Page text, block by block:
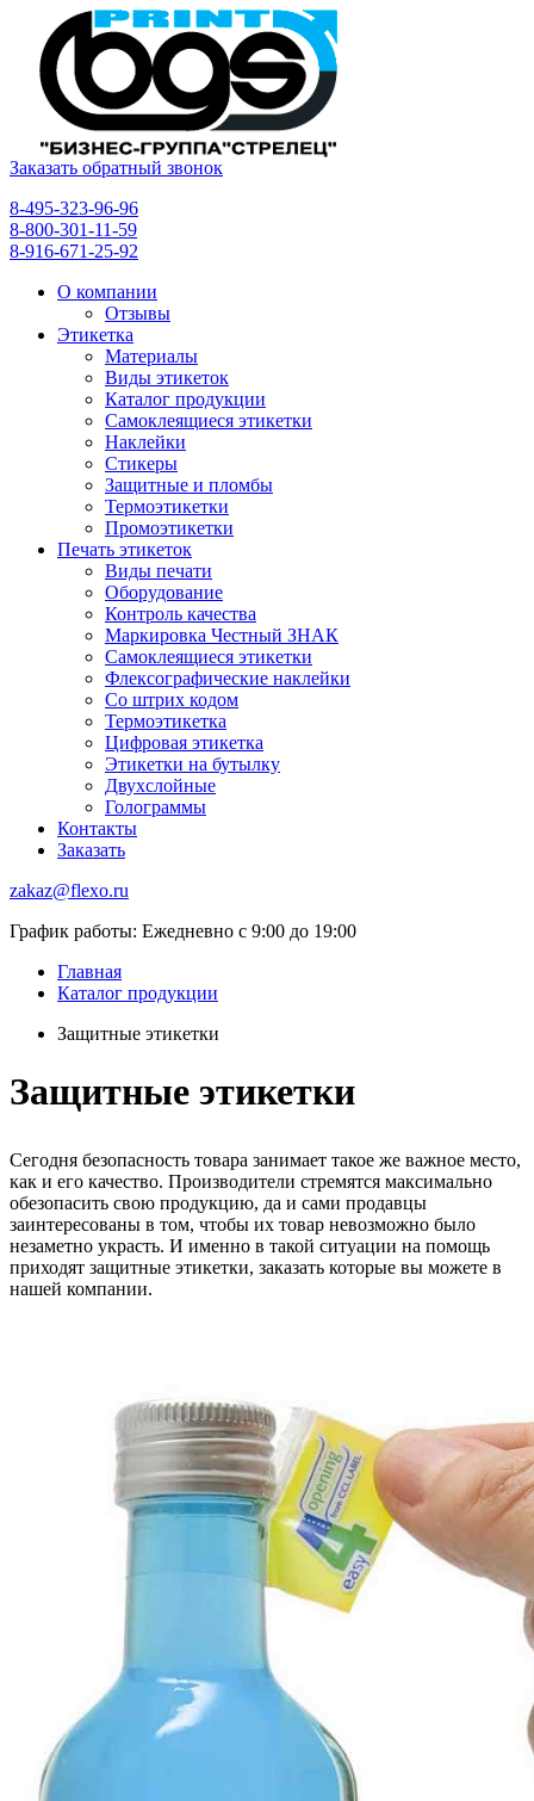
Заказать обратный звонок
8-495-323-96-96
8-800-301-11-59
8-916-671-25-92
О компании
Отзывы
Этикетка
Материалы
Виды этикеток
Каталог продукции
Самоклеящиеся этикетки
Наклейки
Стикеры
Защитные и пломбы
Термоэтикетки
Промоэтикетки
Печать этикеток
Виды печати
Оборудование
Контроль качества
Маркировка Честный ЗНАК
Самоклеящиеся этикетки
Флексографические наклейки
Со штрих кодом
Термоэтикетка
Цифровая этикетка
Этикетки на бутылку
Двухслойные
Голограммы
Контакты
Заказать
zakaz@flexo.ru
График работы: Ежедневно с 9:00 до 19:00
Главная
Каталог продукции
Защитные этикетки
Защитные этикетки
Сегодня безопасность товара занимает такое же важное место,
как и его качество. Производители стремятся максимально
обезопасить свою продукцию, да и сами продавцы
заинтересованы в том, чтобы их товар невозможно было
незаметно украсть. И именно в такой ситуации на помощь
приходят защитные этикетки, заказать которые вы можете в
нашей компании.